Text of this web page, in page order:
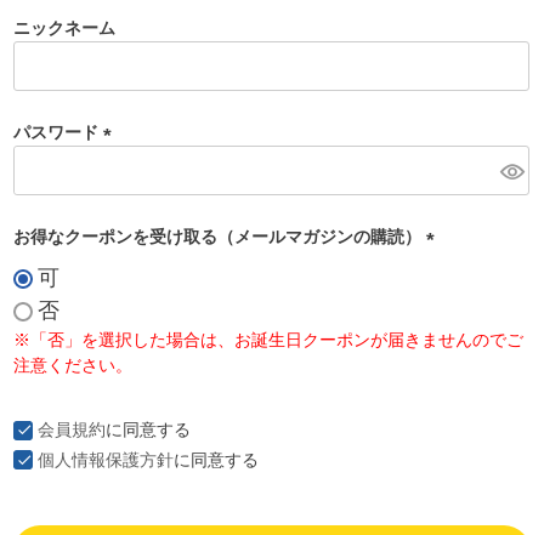
須
)
ニックネーム
パスワード
必
)
お得なクーポンを受け取る（メールマガジンの購読）
)
可
否
※「否」を選択した場合は、お誕生日クーポンが届きませんのでご
注意ください。
会員規約に同意する
個人情報保護方針に同意する